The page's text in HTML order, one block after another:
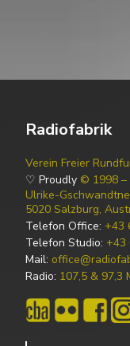
Radiofabrik
Verein Freier
♡ Proudly © 1998 –
Ulrike-
5020 Salzburg,
Telefon Office: +43
Telefon Studio: +43
Mail:
Radio: 107,5 & 97,3